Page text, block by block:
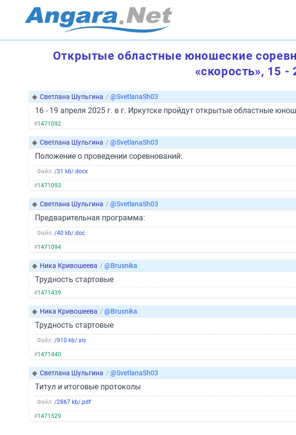
Открытые областные юношеские
«скорость», 15 -
◆ Светлана Шульгина / @SvetlanaSh03
16 - 19 апреля 2025 г. в г. Иркутске пройдут открытые областные
#1471092
◆ Светлана Шульгина / @SvetlanaSh03
Положение о проведении соревнований:
Файл: /31 kb/.docx
#1471093
◆ Светлана Шульгина / @SvetlanaSh03
Предварительная программа:
Файл: /40 kb/.doc
#1471094
◆ Ника Кривошеева / @Brusnika
Трудность стартовые
#1471439
◆ Ника Кривошеева / @Brusnika
Трудность стартовые
Файл: /910 kb/.xls
#1471440
◆ Светлана Шульгина / @SvetlanaSh03
Титул и итоговые протоколы
Файл: /2867 kb/.pdf
#1471529